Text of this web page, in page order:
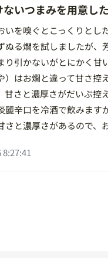
いつまみを用意し
いを嗅ぐとこっくりとし
ぬる燗を試しましたが、
り引かないがとにかく甘
）はお燗と違って甘さ控
甘さと濃厚さがだいぶ控
麗辛口を冷酒で飲みます
さと濃厚さがあるので、